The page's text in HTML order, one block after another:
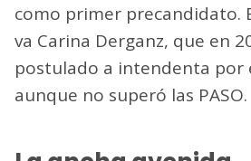
como primer precandidato.
va Carina Derganz, que en
postulado a intendenta por
aunque no superó las PASO.